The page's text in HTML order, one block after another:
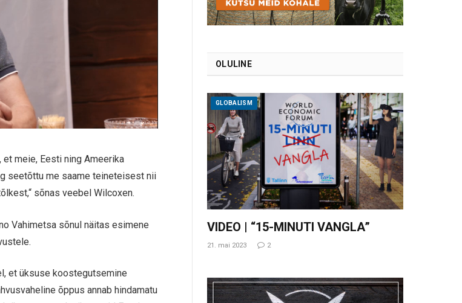
et meie, Eesti ning Ameerika
seetõttu me saame teineteisest nii
sõnas veebel Wilcoxen.
Vahimetsa sõnul näitas esimene
et üksuse koostegutsemine
õppus annab hindamatu
OLULINE
GLOBALISM
VIDEO | “15-MINUTI VANGLA”
21. mai 2023 2